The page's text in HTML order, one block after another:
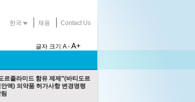
한국 채용 Contact Us
글자 크기 A - A+
르졸라미드 함유 제제”(바티도르
안액) 의약품 허가사항 변경명령